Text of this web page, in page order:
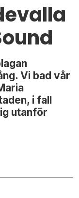
Vi bad vår
i fall
utanför